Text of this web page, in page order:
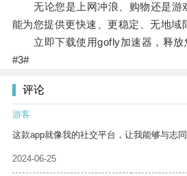
无论您是上网冲浪、购物还是游
能为您提供更快速、更稳定、无地域
立即下载使用gofly加速器，释放
#3#
评论
游客
这款app就像我的社交平台，让我能够与志
2024-06-25